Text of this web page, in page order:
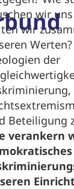
wir
wir
der
Beteiligung
verankern